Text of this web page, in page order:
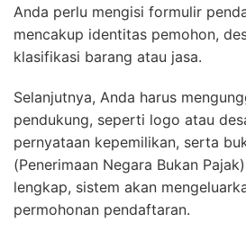
Anda perlu mengisi formulir
mencakup identitas pemohon,
klasifikasi barang atau jasa.
Selanjutnya, Anda harus
pendukung, seperti logo atau
pernyataan kepemilikan, serta
(Penerimaan Negara Bukan
lengkap, sistem akan
permohonan pendaftaran.